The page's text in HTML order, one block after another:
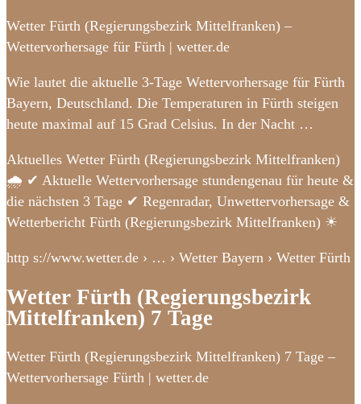
Wetter Fürth (Regierungsbezirk Mittelfranken) –
Wettervorhersage für Fürth | wetter.de
Wie lautet die aktuelle 3-Tage Wettervorhersage für Fürth
Bayern, Deutschland. Die Temperaturen in Fürth steigen
heute maximal auf 15 Grad Celsius. In der Nacht …
Aktuelles Wetter Fürth (Regierungsbezirk Mittelfranken)
🌧️ ✔ Aktuelle Wettervorhersage stundengenau für heute &
die nächsten 3 Tage ✔ Regenradar, Unwettervorhersage &
Wetterbericht Fürth (Regierungsbezirk Mittelfranken) ☀
http s://www.wetter.de › … › Wetter Bayern › Wetter Fürth
Wetter Fürth (Regierungsbezirk
Mittelfranken) 7 Tage
Wetter Fürth (Regierungsbezirk Mittelfranken) 7 Tage –
Wettervorhersage Fürth | wetter.de